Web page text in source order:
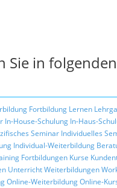
Sie in
Fortbildung Lernen
In-House-Schulung In-Haus-
Seminar Individuelles
Individual-Weiterbildung
Fortbildungen Kurse
UnterrichtWeiterbildungen
Online-WeiterbildungOnline-